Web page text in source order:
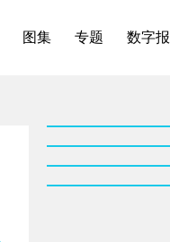
图集 专题 数字报